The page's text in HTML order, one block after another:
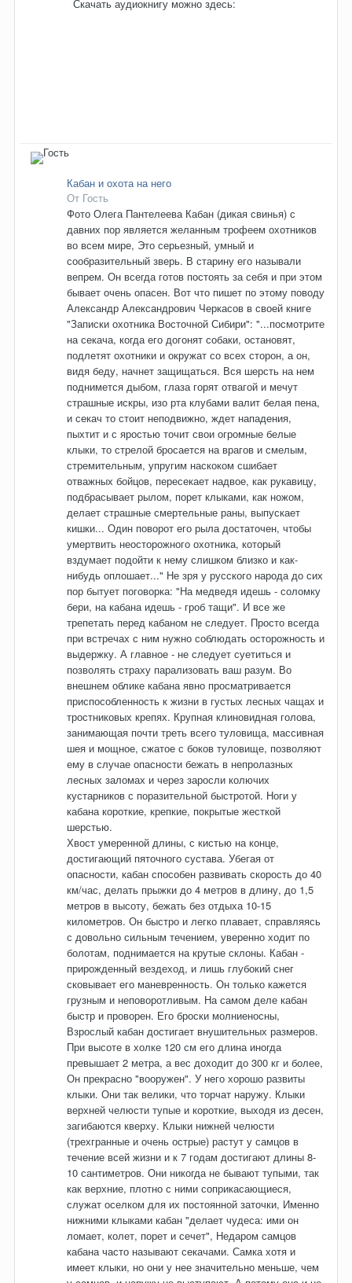
Скачать аудиокнигу можно здесь:
Кабан и охота на него
От Гость
Фото Олега Пантелеева Кабан (дикая свинья) с
давних пор является желанным трофеем охотников
во всем мире, Это серьезный, умный и
сообразительный зверь. В старину его называли
вепрем. Он всегда готов постоять за себя и при этом
бывает очень опасен. Вот что пишет по этому поводу
Александр Александрович Черкасов в своей книге
"Записки охотника Восточной Сибири": "...посмотрите
на секача, когда его догонят собаки, остановят,
подлетят охотники и окружат со всех сторон, а он,
видя беду, начнет защищаться. Вся шерсть на нем
поднимется дыбом, глаза горят отвагой и мечут
страшные искры, изо рта клубами валит белая пена,
и секач то стоит неподвижно, ждет нападения,
пыхтит и с яростью точит свои огромные белые
клыки, то стрелой бросается на врагов и смелым,
стремительным, упругим наскоком сшибает
отважных бойцов, пересекает надвое, как рукавицу,
подбрасывает рылом, порет клыками, как ножом,
делает страшные смертельные раны, выпускает
кишки... Один поворот его рыла достаточен, чтобы
умертвить неосторожного охотника, который
вздумает подойти к нему слишком близко и как-
нибудь оплошает..." Не зря у русского народа до сих
пор бытует поговорка: "На медведя идешь - соломку
бери, на кабана идешь - гроб тащи". И все же
трепетать перед кабаном не следует. Просто всегда
при встречах с ним нужно соблюдать осторожность и
выдержку. А главное - не следует суетиться и
позволять страху парализовать ваш разум. Во
внешнем облике кабана явно просматривается
приспособленность к жизни в густых лесных чащах и
тростниковых крепях. Крупная клиновидная голова,
занимающая почти треть всего туловища, массивная
шея и мощное, сжатое с боков туловище, позволяют
ему в случае опасности бежать в непролазных
лесных заломах и через заросли колючих
кустарников с поразительной быстротой. Ноги у
кабана короткие, крепкие, покрытые жесткой
шерстью.
Хвост умеренной длины, с кистью на конце,
достигающий пяточного сустава. Убегая от
опасности, кабан способен развивать скорость до 40
км/час, делать прыжки до 4 метров в длину, до 1,5
метров в высоту, бежать без отдыха 10-15
километров. Он быстро и легко плавает, справляясь
с довольно сильным течением, уверенно ходит по
болотам, поднимается на крутые склоны. Кабан -
прирожденный вездеход, и лишь глубокий снег
сковывает его маневренность. Он только кажется
грузным и неповоротливым. На самом деле кабан
быстр и проворен. Его броски молниеносны,
Взрослый кабан достигает внушительных размеров.
При высоте в холке 120 см его длина иногда
превышает 2 метра, а вес доходит до 300 кг и более,
Он прекрасно "вооружен". У него хорошо развиты
клыки. Они так велики, что торчат наружу. Клыки
верхней челюсти тупые и короткие, выходя из десен,
загибаются кверху. Клыки нижней челюсти
(трехгранные и очень острые) растут у самцов в
течение всей жизни и к 7 годам достигают длины 8-
10 сантиметров. Они никогда не бывают тупыми, так
как верхние, плотно с ними соприкасающиеся,
служат оселком для их постоянной заточки, Именно
нижними клыками кабан "делает чудеса: ими он
ломает, колет, порет и сечет", Недаром самцов
кабана часто называют секачами. Самка хотя и
имеет клыки, но они у нее значительно меньше, чем